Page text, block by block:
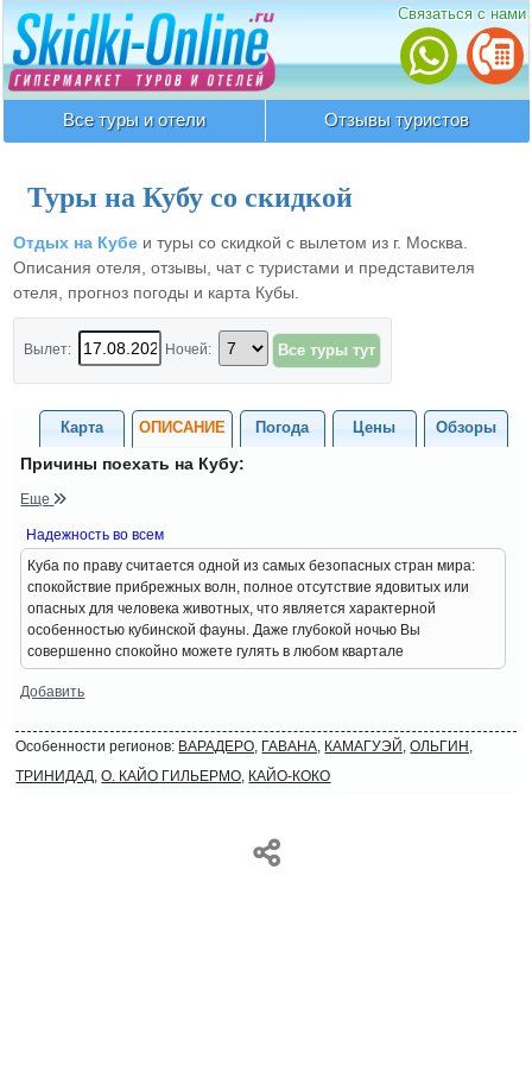
Связаться с нами
Все туры и отели Отзывы туристов
Туры на Кубу со скидкой
Отдых на Кубе и туры со скидкой с вылетом из г. Москва.
Описания отеля, отзывы, чат с туристами и представителя
отеля, прогноз погоды и карта Кубы.
Вылет: Ночей:
Карта ОПИСАНИЕ Погода Цены Обзоры
Причины поехать на Кубу:
Еще
Надежность во всем
Куба по праву считается одной из самых безопасных стран мира:
спокойствие прибрежных волн, полное отсутствие ядовитых или
опасных для человека животных, что является характерной
особенностью кубинской фауны. Даже глубокой ночью Вы
совершенно спокойно можете гулять в любом квартале
Добавить
Особенности регионов: ВАРАДЕРО, ГАВАНА, КАМАГУЭЙ, ОЛЬГИН,
ТРИНИДАД, О. КАЙО ГИЛЬЕРМО, КАЙО-КОКО